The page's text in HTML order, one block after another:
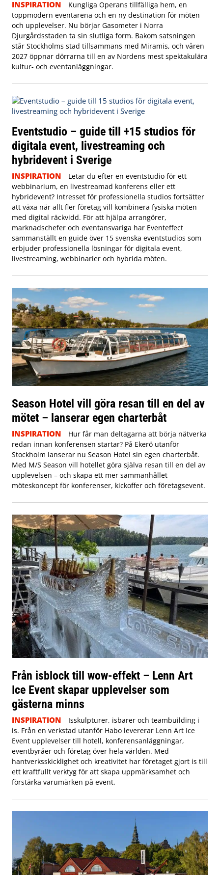
INSPIRATION
Kungliga Operans tillfälliga hem, en
toppmodern eventarena och en ny destination för möten
och upplevelser. Nu börjar Gasometer i Norra
Djurgårdsstaden ta sin slutliga form. Bakom satsningen
står Stockholms stad tillsammans med Miramis, och våren
2027 öppnar dörrarna till en av Nordens mest spektakulära
kultur- och eventanläggningar.
Eventstudio – guide till +15 studios för
digitala event, livestreaming och
hybridevent i Sverige
INSPIRATION
Letar du efter en eventstudio för ett
webbinarium, en livestreamad konferens eller ett
hybridevent? Intresset för professionella studios fortsätter
att växa när allt fler företag vill kombinera fysiska möten
med digital räckvidd. För att hjälpa arrangörer,
marknadschefer och eventansvariga har Eventeffect
sammanställt en guide över 15 svenska eventstudios som
erbjuder professionella lösningar för digitala event,
livestreaming, webbinarier och hybrida möten.
Season Hotel vill göra resan till en del av
mötet – lanserar egen charterbåt
INSPIRATION
Hur får man deltagarna att börja nätverka
redan innan konferensen startar? På Ekerö utanför
Stockholm lanserar nu Season Hotel sin egen charterbåt.
Med M/S Season vill hotellet göra själva resan till en del av
upplevelsen – och skapa ett mer sammanhållet
möteskoncept för konferenser, kickoffer och företagsevent.
Från isblock till wow-effekt – Lenn Art
Ice Event skapar upplevelser som
gästerna minns
INSPIRATION
Isskulpturer, isbarer och teambuilding i
is. Från en verkstad utanför Habo levererar Lenn Art Ice
Event upplevelser till hotell, konferensanläggningar,
eventbyråer och företag över hela världen. Med
hantverksskicklighet och kreativitet har företaget gjort is till
ett kraftfullt verktyg för att skapa uppmärksamhet och
förstärka varumärken på event.